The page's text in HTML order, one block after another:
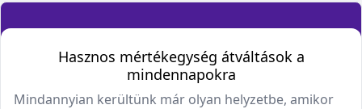
Hasznos mértékegység átváltások a
mindennapokra
Mindannyian kerültünk már olyan helyzetbe, amikor